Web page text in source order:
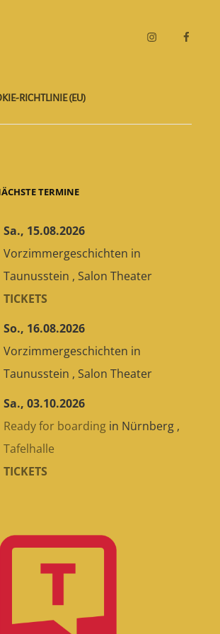
Instagram
RICHTLINIE (EU)
TERMINE
Sa., 15.08.2026
Vorzimmergeschichten in
Taunusstein , Salon Theater
TICKETS
So., 16.08.2026
Vorzimmergeschichten in
Taunusstein , Salon Theater
Sa., 03.10.2026
Ready for boarding in Nürnberg ,
Tafelhalle
TICKETS